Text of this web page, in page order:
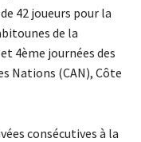
42 joueurs pour la
de la
4ème journées des
Nations (CAN), Côte
consécutives à la